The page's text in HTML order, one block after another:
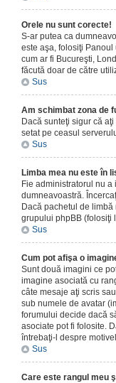
Orele nu sunt corecte!
S-ar putea ca
este aşa, folosiţi
cum ar fi Bucureşti,
făcută doar de către
Sus
Am schimbat zona de
Dacă sunteţi sigur că
setat pe ceasul
Sus
Limba mea nu este în
Fie administratorul nu
dumneavoastră.
Dacă pachetul de
grupului phpBB (folosiţi
Sus
Cum pot afişa o
Sunt două imagini ce
imagine asociată cu
câte mesaje aţi scris
sub numele de avatar
forumului decide dacă
asociate pot fi folosite.
întrebaţi-l despre
Sus
Care este rangul meu